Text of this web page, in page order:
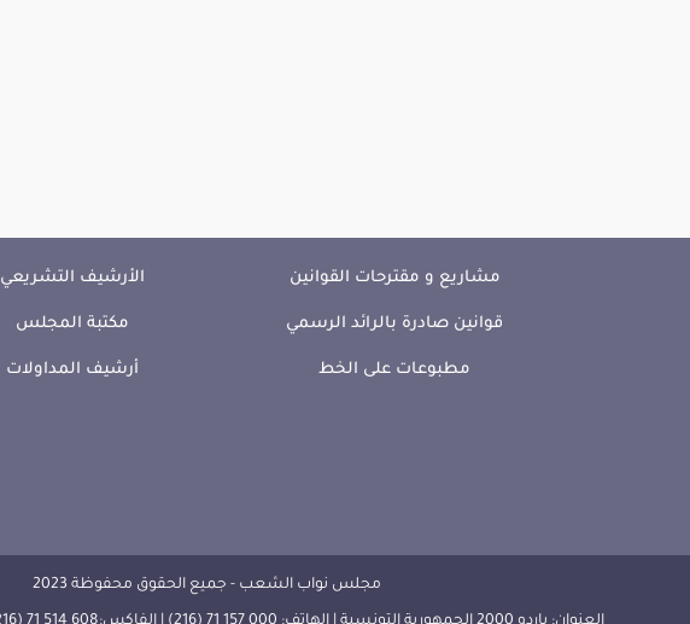
مشاريع و مقترحات القوانين
قوانين صادرة بالرائد الرسمي
مطبوعات على الخط
الأرشيف التشريعي
مكتبة المجلس
أرشيف المداولات
مجلس نواب الشعب - جميع الحقوق محفوظة 2023